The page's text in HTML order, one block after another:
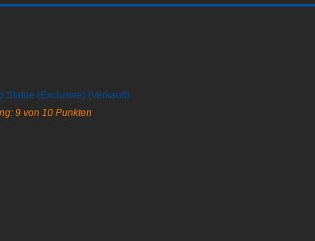
Statue (Exclusive) (Verkauft)
9 von 10 Punkten